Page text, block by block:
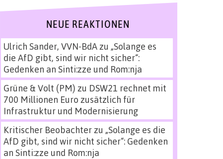
NEUE REAKTIONEN
Ulrich Sander, VVN-BdAzu „Solange es
die AfD gibt, sind wir nicht sicher“:
Gedenken an Sinti:zze und Rom:nja
Grüne & Volt (PM) zu DSW21 rechnet mit
700 Millionen Euro zusätzlich für
Infrastruktur und Modernisierung
Kritischer Beobachterzu „Solange es die
AfD gibt, sind wir nicht sicher“: Gedenken
an Sinti:zze und Rom:nja